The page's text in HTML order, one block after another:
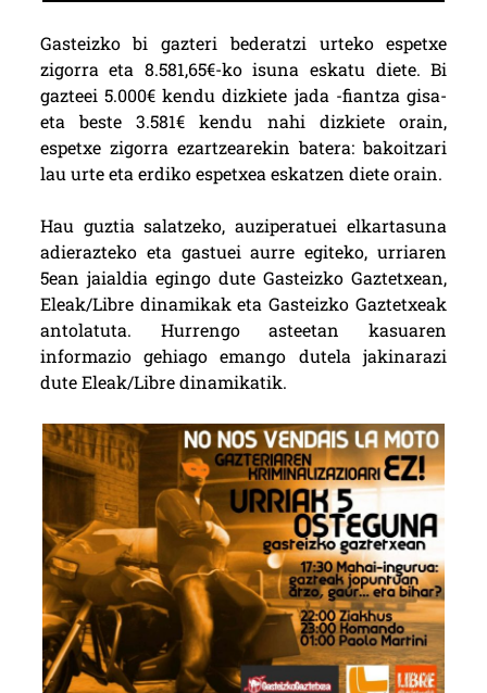
Gasteizko bi gazteri bederatzi urteko espetxe
zigorra eta 8.581,65€-ko isuna eskatu diete. Bi
gazteei 5.000€ kendu dizkiete jada -fiantza gisa-
eta beste 3.581€ kendu nahi dizkiete orain,
espetxe zigorra ezartzearekin batera: bakoitzari
lau urte eta erdiko espetxea eskatzen diete orain.
Hau guztia salatzeko, auziperatuei elkartasuna
adierazteko eta gastuei aurre egiteko, urriaren
5ean jaialdia egingo dute Gasteizko Gaztetxean,
Eleak/Libre dinamikak eta Gasteizko Gaztetxeak
antolatuta. Hurrengo asteetan kasuaren
informazio gehiago emango dutela jakinarazi
dute Eleak/Libre dinamikatik.